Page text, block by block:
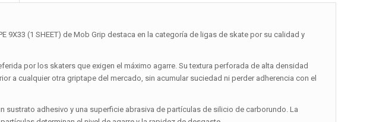
9X33 (1 SHEET) de Mob Grip destaca en la categoría de ligas de skate por su calidad y
por los skaters que exigen el máximo agarre. Su textura perforada de alta densidad
a cualquier otra griptape del mercado, sin acumular suciedad ni perder adherencia con el
sustrato adhesivo y una superficie abrasiva de partículas de silicio de carborundo. La